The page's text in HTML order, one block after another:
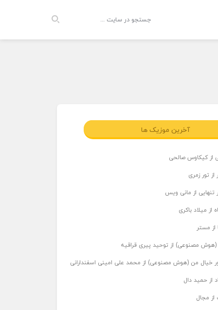
آخرین موزیک ها
از کیکاوس صالحی
تور زمری
تنهایی از مانی ویس
از میلاد باکری
از مستر
(هوش مصنوعی) از توحید پیری قراقیه
خیال من (هوش مصنوعی) از محمد علی امینی اسفندارانی
از حمید دال
از مجال